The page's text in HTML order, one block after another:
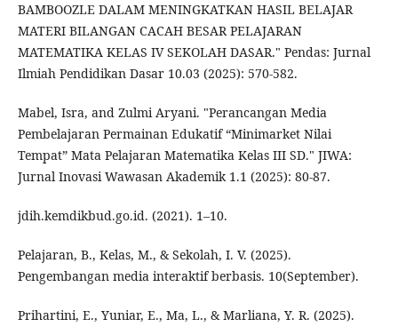
BAMBOOZLE DALAM MENINGKATKAN HASIL BELAJAR
MATERI BILANGAN CACAH BESAR PELAJARAN
MATEMATIKA KELAS IV SEKOLAH DASAR." Pendas: Jurnal
Ilmiah Pendidikan Dasar 10.03 (2025): 570-582.
Mabel, Isra, and Zulmi Aryani. "Perancangan Media
Pembelajaran Permainan Edukatif “Minimarket Nilai
Tempat” Mata Pelajaran Matematika Kelas III SD." JIWA:
Jurnal Inovasi Wawasan Akademik 1.1 (2025): 80-87.
jdih.kemdikbud.go.id. (2021). 1–10.
Pelajaran, B., Kelas, M., & Sekolah, I. V. (2025).
Pengembangan media interaktif berbasis. 10(September).
Prihartini, E., Yuniar, E., Ma, L., & Marliana, Y. R. (2025).